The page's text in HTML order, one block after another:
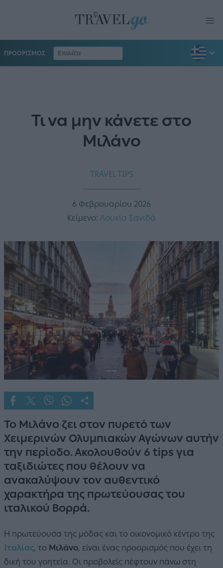
ΠΡΟΟΡΙΣΜΟΣ
Τι να μην κάνετε στο
Μιλάνο
TRAVEL TIPS
6 Φεβρουαρίου 2026
Κείμενο: Λουκία Σανιδά
Το Μιλάνο ζει στον πυρετό των
Χειμερινών Ολυμπιακών Αγώνων αυτήν
την περίοδο. Ακολουθούν 6 tips για
ταξιδιώτες που θέλουν να
ανακαλύψουν τον αυθεντικό
χαρακτήρα της πρωτεύουσας του
ιταλικού Βορρά.
Η πρωτεύουσα της μόδας και το οικονομικό κέντρο της
Ιταλίας, το Μιλάνο, είναι ένας προορισμός που έχει τη
δική του γοητεία. Οι προβολείς πέφτουν πάνω στη